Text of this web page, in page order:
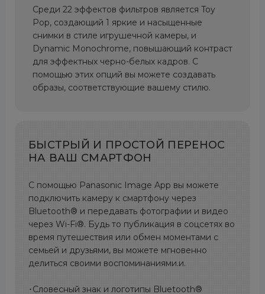
Среди 22 эффектов фильтров является Toy
Pop, создающий 1 яркие и насыщенные
снимки в стиле игрушечной камеры, и
Dynamic Monochrome, повышающий контраст
для эффектных черно-белых кадров. С
помощью этих опций вы можете создавать
образы, соответствующие вашему стилю.
БЫСТРЫЙ И ПРОСТОЙ ПЕРЕНОС
НА ВАШ СМАРТФОН
С помощью Panasonic Image App вы можете
подключить камеру к смартфону через
Bluetooth® и передавать фотографии и видео
через Wi-Fi®. Будь то публикация в соцсетях во
время путешествия или обмен моментами с
семьей и друзьями, вы можете мгновенно
делиться своими воспоминаниями.и.
･Словесный знак и логотипы Bluetooth®